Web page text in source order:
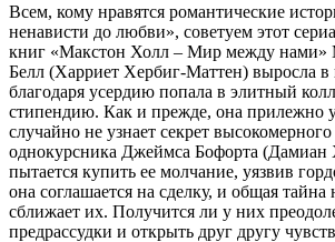
Всем, кому нравятся романтические
ненависти до любви», советуем этот
книг «Макстон Холл – Мир между нами»
Белл (Харриет Хербиг-Маттен) выросла в
благодаря усердию попала в элитный
стипендию. Как и прежде, она прилежно
случайно не узнает секрет
однокурсника Джеймса Бофорта (Дамиан
пытается купить ее молчание, уязвив
она соглашается на сделку, и общая
сближает их. Получится ли у них
предрассудки и открыть друг другу